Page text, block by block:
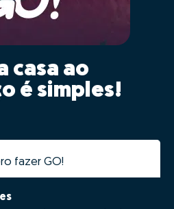
casa ao
é simples!
fazer GO!